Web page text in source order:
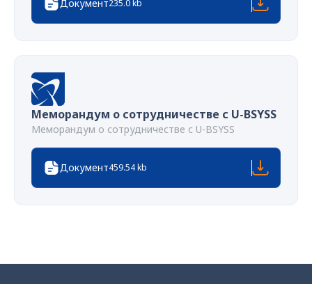
Документ235.0 kb
Меморандум о сотрудничестве с U-BSYSS
Меморандум о сотрудничестве с U-BSYSS
Документ459.54 kb